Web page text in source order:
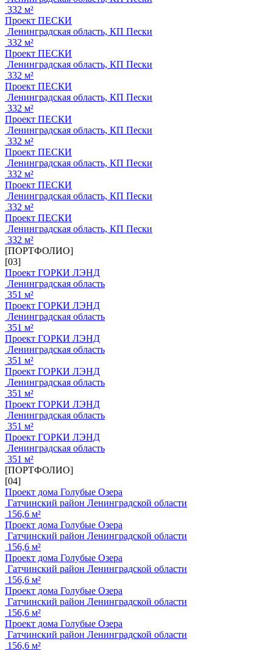
332 м²
Проект ПЕСКИ
Ленинградская область, КП Пески
332 м²
Проект ПЕСКИ
Ленинградская область, КП Пески
332 м²
Проект ПЕСКИ
Ленинградская область, КП Пески
332 м²
Проект ПЕСКИ
Ленинградская область, КП Пески
332 м²
Проект ПЕСКИ
Ленинградская область, КП Пески
332 м²
Проект ПЕСКИ
Ленинградская область, КП Пески
332 м²
Проект ПЕСКИ
Ленинградская область, КП Пески
332 м²
[ПОРТФОЛИО]
[03]
Проект ГОРКИ ЛЭНД
Ленинградская область
351 м²
Проект ГОРКИ ЛЭНД
Ленинградская область
351 м²
Проект ГОРКИ ЛЭНД
Ленинградская область
351 м²
Проект ГОРКИ ЛЭНД
Ленинградская область
351 м²
Проект ГОРКИ ЛЭНД
Ленинградская область
351 м²
Проект ГОРКИ ЛЭНД
Ленинградская область
351 м²
[ПОРТФОЛИО]
[04]
Проект дома Голубые Озера
Гатчинский район Ленинградской области
156,6 м²
Проект дома Голубые Озера
Гатчинский район Ленинградской области
156,6 м²
Проект дома Голубые Озера
Гатчинский район Ленинградской области
156,6 м²
Проект дома Голубые Озера
Гатчинский район Ленинградской области
156,6 м²
Проект дома Голубые Озера
Гатчинский район Ленинградской области
156,6 м²